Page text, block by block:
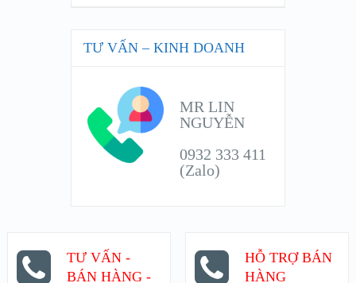
TƯ VẤN – KINH DOANH
MR LIN
NGUYỄN
0932 333 411
(Zalo)
TƯ VẤN -
BÁN HÀNG -
HỖ TRỢ BÁN
HÀNG